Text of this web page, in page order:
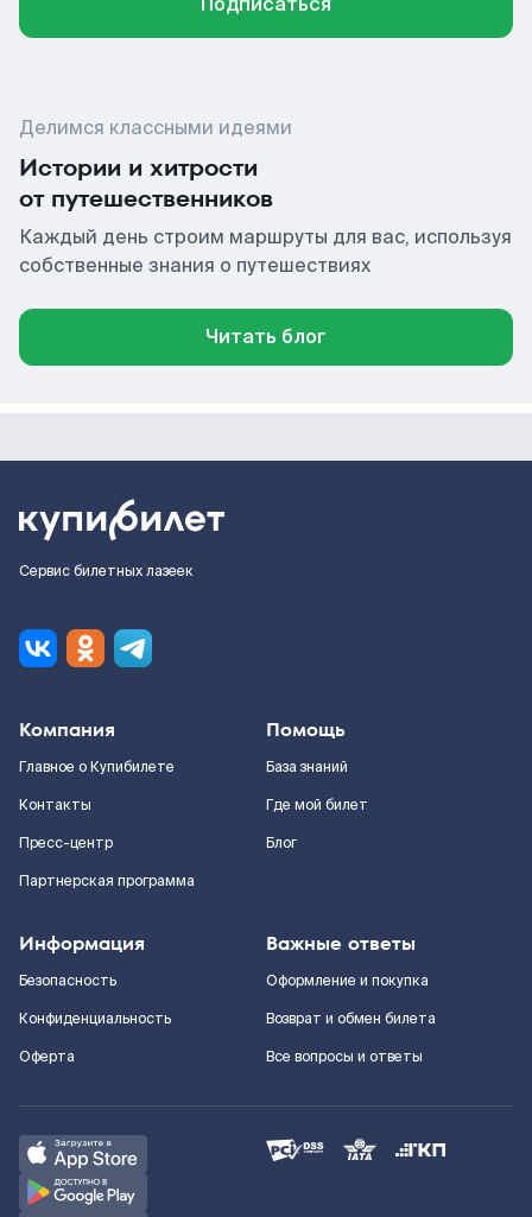
Делимся классными идеями
Истории и хитрости
от путешественников
Каждый день строим маршруты для вас, используя
собственные знания о путешествиях
Читать блог
Сервис билетных лазеек
Компания
Главное о Купибилете
Контакты
Пресс-центр
Партнерская программа
Помощь
База знаний
Где мой билет
Блог
Информация
Безопасность
Конфиденциальность
Оферта
Важные ответы
Оформление и покупка
Возврат и обмен билета
Все вопросы и ответы